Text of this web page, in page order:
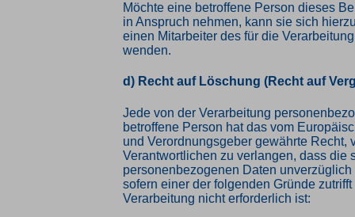
Möchte eine betroffene Person dieses
in Anspruch nehmen, kann sie sich
einen Mitarbeiter des für die
wenden.
d) Recht auf Löschung (Recht auf
Jede von der Verarbeitung
betroffene Person hat das vom
und Verordnungsgeber gewährte Recht,
Verantwortlichen zu verlangen, dass die
personenbezogenen Daten
sofern einer der folgenden Gründe
Verarbeitung nicht erforderlich ist: